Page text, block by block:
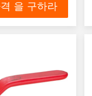
을 구하라